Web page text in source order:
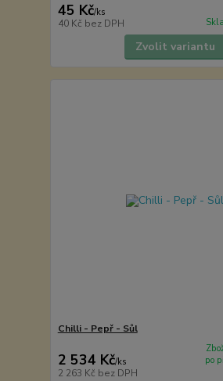
45 Kč/ks
40 Kč bez DPH
Zvolit variantu
Chilli - Pepř - Sůl
2 534 Kč/ks
2 263 Kč bez DPH
po